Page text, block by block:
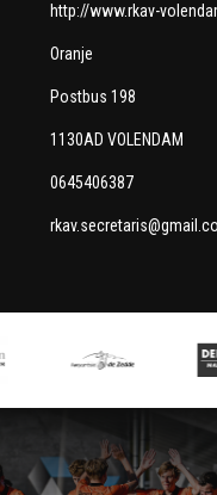
http://www.rkav-
Oranje
Postbus 198
1130AD VOLENDAM
0645406387